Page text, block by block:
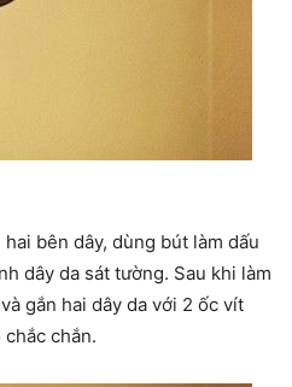
bên dây, dùng bút làm dấu
dây da sát tường. Sau khi làm
gắn hai dây da với 2 ốc vít
chắn.